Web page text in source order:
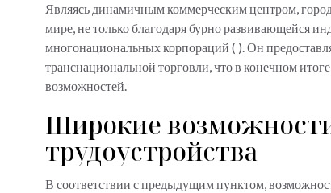
Являясь динамичным коммерческим центром,
мире, не только благодаря бурно развивающейся
многонациональных корпораций ( ). Он
транснациональной торговли, что в конечном
возможностей.
Широкие
трудоустройства
В соответствии с предыдущим пунктом,